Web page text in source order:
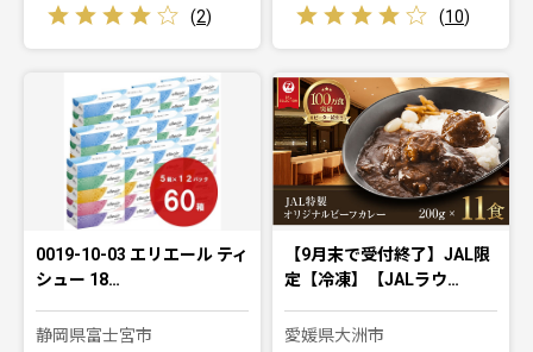
(2) (10)
0019-10-03 エリエール ティ
シュー 18…
静岡県富士宮市
【9月末で受付終了】JAL限
定【冷凍】【JALラウ…
愛媛県大洲市